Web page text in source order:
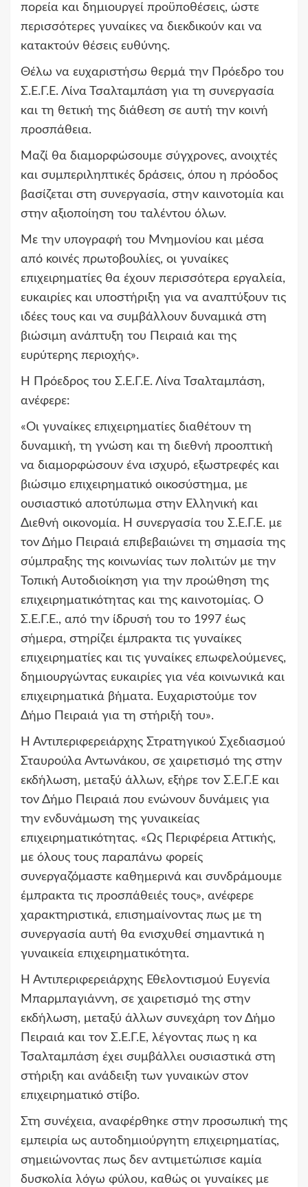
πορεία και δημιουργεί προϋποθέσεις, ώστε
περισσότερες γυναίκες να διεκδικούν και να
κατακτούν θέσεις ευθύνης.
Θέλω να ευχαριστήσω θερμά την Πρόεδρο του
Σ.Ε.Γ.Ε. Λίνα Τσαλταμπάση για τη συνεργασία
και τη θετική της διάθεση σε αυτή την κοινή
προσπάθεια.
Μαζί θα διαμορφώσουμε σύγχρονες, ανοιχτές
και συμπεριληπτικές δράσεις, όπου η πρόοδος
βασίζεται στη συνεργασία, στην καινοτομία και
στην αξιοποίηση του ταλέντου όλων.
Με την υπογραφή του Μνημονίου και μέσα
από κοινές πρωτοβουλίες, οι γυναίκες
επιχειρηματίες θα έχουν περισσότερα εργαλεία,
ευκαιρίες και υποστήριξη για να αναπτύξουν τις
ιδέες τους και να συμβάλλουν δυναμικά στη
βιώσιμη ανάπτυξη του Πειραιά και της
ευρύτερης περιοχής».
Η Πρόεδρος του Σ.Ε.Γ.Ε. Λίνα Τσαλταμπάση,
ανέφερε:
«Οι γυναίκες επιχειρηματίες διαθέτουν τη
δυναμική, τη γνώση και τη διεθνή προοπτική
να διαμορφώσουν ένα ισχυρό, εξωστρεφές και
βιώσιμο επιχειρηματικό οικοσύστημα, με
ουσιαστικό αποτύπωμα στην Ελληνική και
Διεθνή οικονομία. Η συνεργασία του Σ.Ε.Γ.Ε. με
τον Δήμο Πειραιά επιβεβαιώνει τη σημασία της
σύμπραξης της κοινωνίας των πολιτών με την
Τοπική Αυτοδιοίκηση για την προώθηση της
επιχειρηματικότητας και της καινοτομίας. Ο
Σ.Ε.Γ.Ε., από την ίδρυσή του το 1997 έως
σήμερα, στηρίζει έμπρακτα τις γυναίκες
επιχειρηματίες και τις γυναίκες επωφελούμενες,
δημιουργώντας ευκαιρίες για νέα κοινωνικά και
επιχειρηματικά βήματα. Ευχαριστούμε τον
Δήμο Πειραιά για τη στήριξή του».
Η Αντιπεριφερειάρχης Στρατηγικού Σχεδιασμού
Σταυρούλα Αντωνάκου, σε χαιρετισμό της στην
εκδήλωση, μεταξύ άλλων, εξήρε τον Σ.Ε.Γ.Ε και
τον Δήμο Πειραιά που ενώνουν δυνάμεις για
την ενδυνάμωση της γυναικείας
επιχειρηματικότητας. «Ως Περιφέρεια Αττικής,
με όλους τους παραπάνω φορείς
συνεργαζόμαστε καθημερινά και συνδράμουμε
έμπρακτα τις προσπάθειές τους», ανέφερε
χαρακτηριστικά, επισημαίνοντας πως με τη
συνεργασία αυτή θα ενισχυθεί σημαντικά η
γυναικεία επιχειρηματικότητα.
Η Αντιπεριφερειάρχης Εθελοντισμού Ευγενία
Μπαρμπαγιάννη, σε χαιρετισμό της στην
εκδήλωση, μεταξύ άλλων συνεχάρη τον Δήμο
Πειραιά και τον Σ.Ε.Γ.Ε, λέγοντας πως η κα
Τσαλταμπάση έχει συμβάλλει ουσιαστικά στη
στήριξη και ανάδειξη των γυναικών στον
επιχειρηματικό στίβο.
Στη συνέχεια, αναφέρθηκε στην προσωπική της
εμπειρία ως αυτοδημιούργητη επιχειρηματίας,
σημειώνοντας πως δεν αντιμετώπισε καμία
δυσκολία λόγω φύλου, καθώς οι γυναίκες με